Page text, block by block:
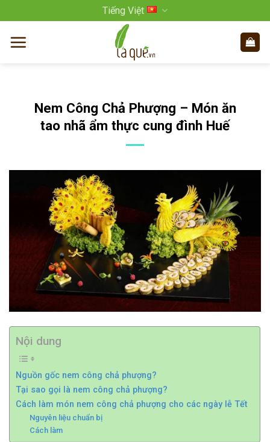
qua
nội
Tiếng Việt
Nem Công Chả Phượng – Món ăn
tao nhã ẩm thực cung đình Huế
Nội dung
Nguồn gốc nem công chả phượng?
Tại sao gọi là nem công chả phượng?
Cách làm món nem công chả phượng cho các ngày lễ Tết
Nguyên liệu chuẩn bị
Cách làm